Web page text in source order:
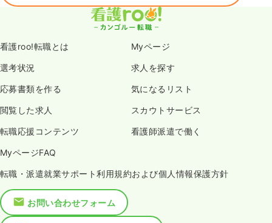
看護roo!転職とは Myページ
選考状況 求人を探す
応募書類を作る 気になるリスト
閲覧した求人 スカウトサービス
転職応援コンテンツ 看護師派遣で働く
MyページFAQ
転職・派遣就業サポート利用規約および個人情報保護方針
お問い合わせフォーム